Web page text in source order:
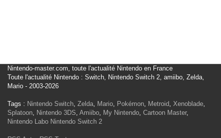
Nintendo-master.com, toute l'actualité Nintendo en France
Toute l'actualité Nintendo : Switch, Nintendo Switch 2, amiibo, Zelda,
Mario - 2003-2026
Tags : Nintendo Switch, Zelda, Mario, Pokémon, Metroid, Xenoblade,
Splatoon, Nintendo 3DS, Amiibo, My Nintendo, Cartoon Master,
Nintendo Labo Nintendo Switch 2